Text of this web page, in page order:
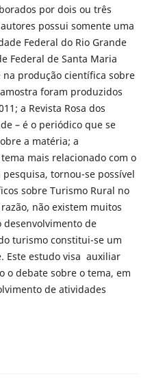
por dois ou três
possui somente uma
Federal do Rio Grande
Federal de Santa Maria
na produção científica sobre
foram produzidos
a Revista Rosa dos
– é o periódico que se
a matéria; a
mais relacionado com o
tornou-se possível
sobre Turismo Rural no
não existem muitos
de
turismo constitui-se um
Este estudo visa auxiliar
o debate sobre o tema, em
de atividades